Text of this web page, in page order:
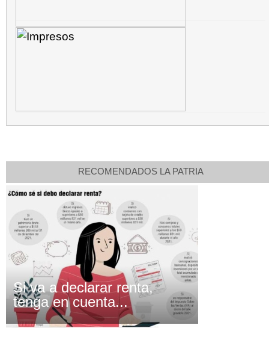
RECOMENDADOS LA PATRIA
Si va a declarar renta,
tenga en cuenta...